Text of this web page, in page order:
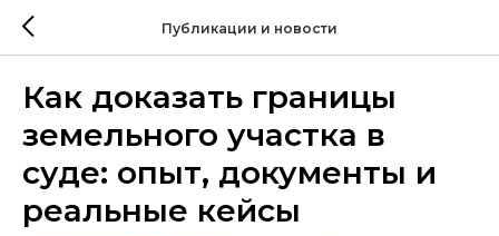
Публикации и новости
Как доказать границы
земельного участка в
суде: опыт, документы и
реальные кейсы